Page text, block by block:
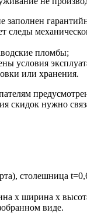
заполнен
следы
пломбы;
условия
или хранения.
скидок нужно
столешница
х ширина х
виде.